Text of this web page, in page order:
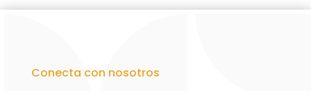
Conecta con nosotros